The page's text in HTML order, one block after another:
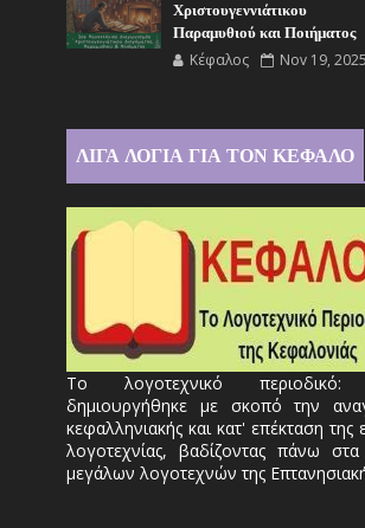
Χριστουγεννιάτικου
Παραμυθιού και Ποιήματος
Κέφαλος Nov 19, 2025
ΛΙΓΑ ΛΟΓΙΑ ΓΙΑ ΤΟΝ ΚΕΦΑΛΟ
Το λογοτεχνικό περιοδικό:
δημιουργήθηκε με σκοπό την
κεφαλληνιακής και κατ' επέκταση της
λογοτεχνίας, βαδίζοντας πάνω
μεγάλων λογοτεχνών της